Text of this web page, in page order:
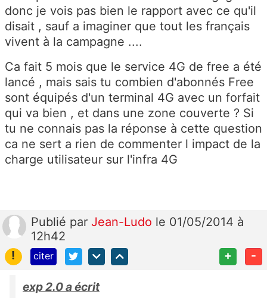
donc je vois pas bien le rapport avec ce qu'il
disait , sauf a imaginer que tout les français
vivent à la campagne ....
Ca fait 5 mois que le service 4G de free a été
lancé , mais sais tu combien d'abonnés Free
sont équipés d'un terminal 4G avec un forfait
qui va bien , et dans une zone couverte ? Si
tu ne connais pas la réponse à cette question
ca ne sert a rien de commenter l impact de la
charge utilisateur sur l'infra 4G
Publié par Jean-Ludo le 01/05/2014 à
12h42
!
citer + -
exp 2.0 a écrit